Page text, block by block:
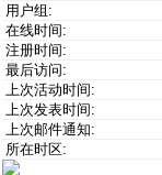
用户组:
在线时间:
注册时间:
最后访问:
上次活动时间:
上次发表时间:
上次邮件通知:
所在时区: